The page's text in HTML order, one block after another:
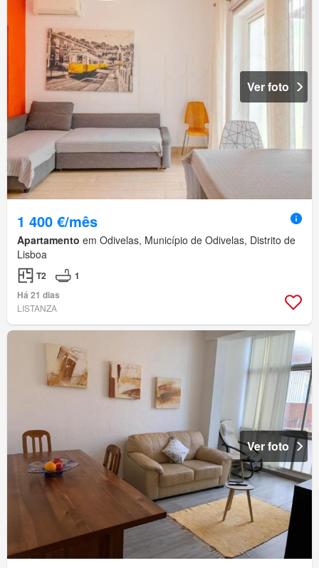
Ver foto
1 400 €/mês
Apartamento em Odivelas, Município de Odivelas, Distrito de
Lisboa
T2
1
Há 21 dias
LISTANZA
Ver foto